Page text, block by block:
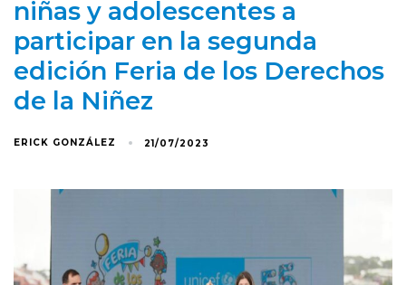
niñas y adolescentes a
participar en la segunda
edición Feria de los Derechos
de la Niñez
ERICK GONZÁLEZ 21/07/2023